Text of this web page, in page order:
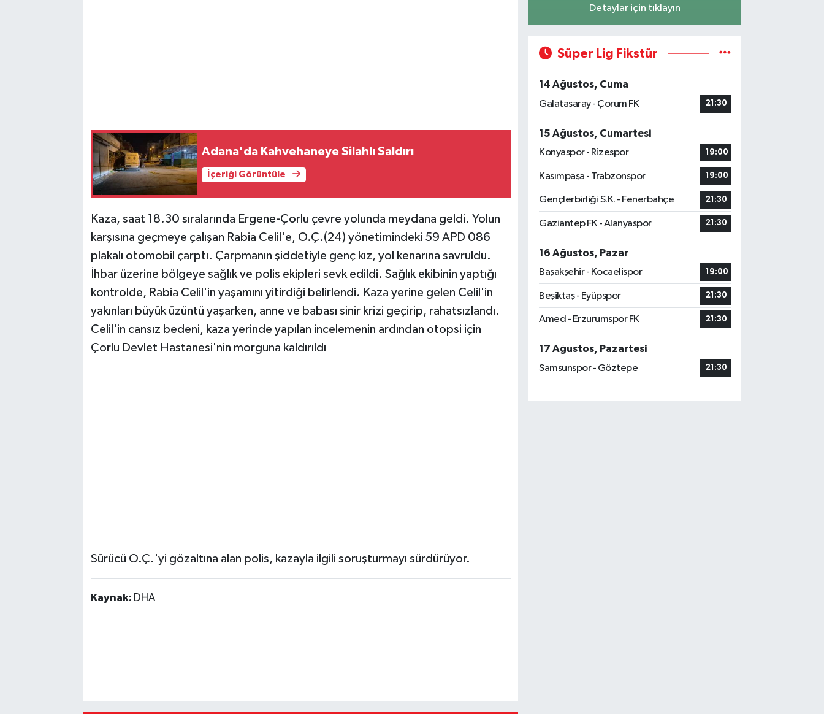
Adana'da Kahvehaneye Silahlı Saldırı
İçeriği Görüntüle
Kaza, saat 18.30 sıralarında Ergene-Çorlu çevre yolunda meydana geldi. Yolun
karşısına geçmeye çalışan Rabia Celil'e, O.Ç.(24) yönetimindeki 59 APD 086
plakalı otomobil çarptı. Çarpmanın şiddetiyle genç kız, yol kenarına savruldu.
İhbar üzerine bölgeye sağlık ve polis ekipleri sevk edildi. Sağlık ekibinin yaptığı
kontrolde, Rabia Celil'in yaşamını yitirdiği belirlendi. Kaza yerine gelen Celil'in
yakınları büyük üzüntü yaşarken, anne ve babası sinir krizi geçirip, rahatsızlandı.
Celil'in cansız bedeni, kaza yerinde yapılan incelemenin ardından otopsi için
Çorlu Devlet Hastanesi'nin morguna kaldırıldı
Sürücü O.Ç.'yi gözaltına alan polis, kazayla ilgili soruşturmayı sürdürüyor.
Kaynak: DHA
Detaylar için tıklayın
Süper Lig Fikstür
14 Ağustos, Cuma
Galatasaray - Çorum FK
21:30
15 Ağustos, Cumartesi
Konyaspor - Rizespor
19:00
Kasımpaşa - Trabzonspor 19:00
Gençlerbirliği S.K. - Fenerbahçe 21:30
Gaziantep FK - Alanyaspor 21:30
16 Ağustos, Pazar
Başakşehir - Kocaelispor
19:00
Beşiktaş - Eyüpspor 21:30
Amed - Erzurumspor FK 21:30
17 Ağustos, Pazartesi
Samsunspor - Göztepe
21:30